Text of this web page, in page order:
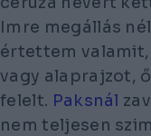
Imre megállás
értettem
vagy alaprajzot,
felelt. Paksnál
nem teljesen